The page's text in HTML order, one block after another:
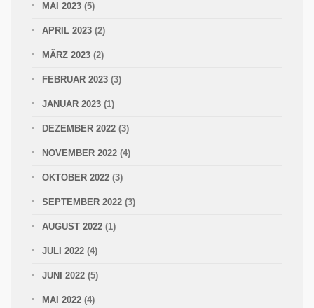
MAI 2023 (5)
APRIL 2023 (2)
MÄRZ 2023 (2)
FEBRUAR 2023 (3)
JANUAR 2023 (1)
DEZEMBER 2022 (3)
NOVEMBER 2022 (4)
OKTOBER 2022 (3)
SEPTEMBER 2022 (3)
AUGUST 2022 (1)
JULI 2022 (4)
JUNI 2022 (5)
MAI 2022 (4)